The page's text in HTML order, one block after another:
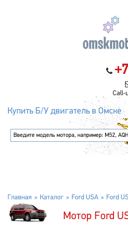
Call-
Купить Б/У двигатель в Омске
Главная Каталог Ford USA Ford
Мотор Ford